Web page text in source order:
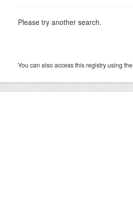
Please try another search.
You can also access this registry using the